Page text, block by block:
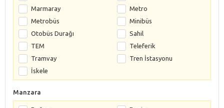
Marmaray
Metro
Metrobüs
Minibüs
Otobüs Durağı
Sahil
TEM
Teleferik
Tramvay
Tren İstasyonu
İskele
Manzara